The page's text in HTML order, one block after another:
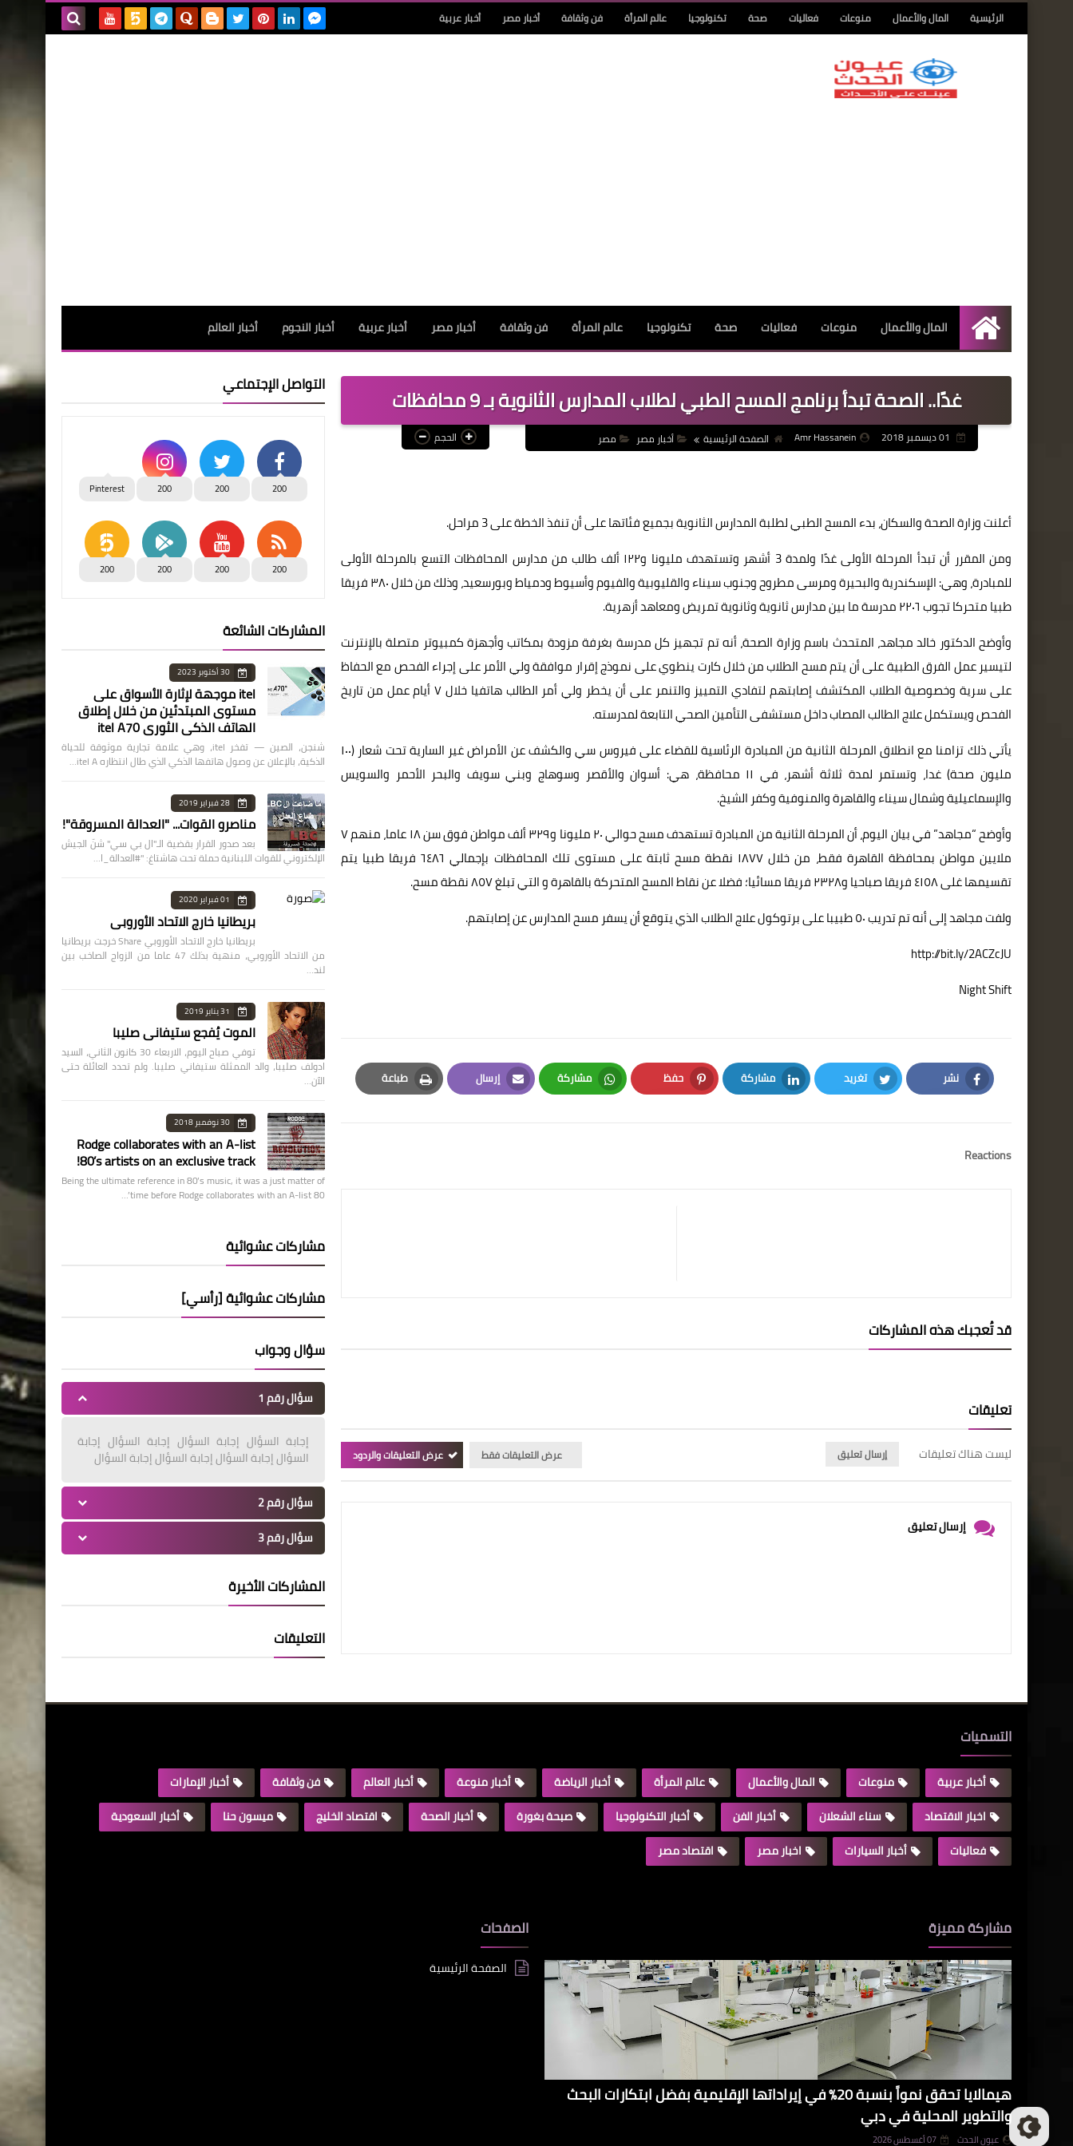
الرئيسية المال والأعمال منوعات فعاليات صحة تكنولوجيا عالم المرأة فن وثقافة أخبار مصر أخبار عربية
الرئيسية
المال والأعمال منوعات فعاليات صحة تكنولوجيا عالم المرأة فن وثقافة أخبار مصر أخبار عربية أخبار النجوم أخبار العالم
غدًا.. الصحة تبدأ برنامج المسح الطبي لطلاب المدارس الثانوية بـ 9 محافظات
Amr Hassanein الصفحة الرئيسية أخبار مصر مصر الحجم
أعلنت وزارة الصحة والسكان، بدء المسح الطبي لطلبة المدارس الثانوية بجميع فئاتها على أن تنفذ الخطة على 3 مراحل.
ومن المقرر أن تبدأ المرحلة الأولى غدًا ولمدة 3 أشهر وتستهدف مليونا و١٢٢ ألف طالب من مدارس المحافظات التسع بالمرحلة الأولى
للمبادرة، وهي: الإسكندرية والبحيرة ومرسى مطروح وجنوب سيناء والقليوبية والفيوم وأسيوط ودمياط وبورسعيد، وذلك من خلال ٣٨٠ فريقا
طبيا متحركا تجوب ٢٢٠٦ مدرسة ما بين مدارس ثانوية وثانوية تمريض ومعاهد أزهرية.
وأوضح الدكتور خالد مجاهد، المتحدث باسم وزارة الصحة، أنه تم تجهيز كل مدرسة بغرفة مزودة بمكاتب وأجهزة كمبيوتر متصلة بالإنترنت
لتيسير عمل الفرق الطبية على أن يتم مسح الطلاب من خلال كارت ينطوي على نموذج إقرار موافقة ولي الأمر على إجراء الفحص مع الحفاظ
على سرية وخصوصية الطلاب المكتشف إصابتهم لتفادي التمييز والتنمر على أن يخطر ولي أمر الطالب هاتفيا خلال ٧ أيام عمل من تاريخ
الفحص ويستكمل علاج الطالب المصاب داخل مستشفى التأمين الصحي التابعة لمدرسته.
يأتي ذلك تزامنا مع انطلاق المرحلة الثانية من المبادرة الرئاسية للقضاء على فيروس سي والكشف عن الأمراض غير السارية تحت شعار (١٠٠
مليون صحة) غدا، وتستمر لمدة ثلاثة أشهر، في ١١ محافظة، هي: أسوان والأقصر وسوهاج وبني سويف والبحر الأحمر والسويس
والإسماعيلية وشمال سيناء والقاهرة والمنوفية وكفر الشيخ.
وأوضح “مجاهد” في بيان اليوم، أن المرحلة الثانية من المبادرة تستهدف مسح حوالي ٢٠ مليونا و٣٢٩ ألف مواطن فوق سن ١٨ عاما، منهم ٧
ملايين مواطن بمحافظة القاهرة فقط، من خلال ١٨٧٧ نقطة مسح ثابتة على مستوى تلك المحافظات بإجمالي ٦٤٨٦ فريقا طبيا يتم
تقسيمها غلى ٤١٥٨ فريقا صباحيا و٢٣٢٨ فريقا مسائيا؛ فضلا عن نقاط المسح المتحركة بالقاهرة و التي تبلغ ٨٥٧ نقطة مسح.
ولفت مجاهد إلى أنه تم تدريب ٥٠ طبيبا على برتوكول علاج الطلاب الذي يتوقع أن يسفر مسح المدارس عن إصابتهم.
http://bit.ly/2ACZcJU
Night Shift
نشر
Facebook
تغريد
Twitter
مشاركة
LinkedIn
حفظ
Pinterest
مشاركة
Whatsapp
إرسال
Email
طباعة
Print
Reactions
قد تُعجبك هذه المشاركات
تعليقات
ليست هناك تعليقات إرسال تعليق عرض التعليقات فقط عرض التعليقات والردود
إرسال تعليق
التواصل الإجتماعي
200
200
200
Pinterest
200
200
200
200
المشاركات الشائعة
30 أكتوبر 2023
itel موجهة لإثارة الأسواق على
مستوى المبتدئين من خلال إطلاق
الهاتف الذكي الثوري itel A70
شنجن، الصين — تفخر itel، وهي علامة تجارية موثوقة للحياة
الذكية، بالإعلان عن وصول هاتفها الذكي الذي طال انتظاره itel A…
28 فبراير 2019
مناصرو القوات... "العدالة المسروقة"!
بعد صدور القرار بقضية الـ"ال بي سي" شنّ الجيش
الإلكتروني للقوات اللبنانية حملة تحت هاشتاغ: "#العدالة_ا…
01 فبراير 2020
بريطانيا خارج الاتحاد الأوروبي
بريطانيا خارج الاتحاد الأوروبي Share خرجت بريطانيا
من الاتحاد الأوروبي، منهية بذلك 47 عاما من الزواج الصاخب بين
لند…
31 يناير 2019
الموت يُفجع ستيفاني صليبا
توفي صباح اليوم، الاربعاء 30 كانون الثاني، السيد
ادولف صليبا، والد الممثلة ستيفاني صليبا. ولم تحدد العائلة حتى
الآن…
30 نوفمبر 2018
Rodge collaborates with an A-list
80’s artists on an exclusive track!
Being the ultimate reference in 80’s music, it was a just matter of
time before Rodge collaborates with an A-list 80’…
مشاركات عشوائية
مشاركات عشوائية [رأسي]
سؤال وجواب
سؤال رقم 1
إجابة السؤال إجابة السؤال إجابة السؤال إجابة
السؤال إجابة السؤال إجابة السؤال إجابة السؤال
سؤال رقم 2
سؤال رقم 3
المشاركات الأخيرة
التعليقات
التسميات
أخبار عربية منوعات المال والأعمال عالم المرأة أخبار الرياضة أخبار منوعة أخبار العالم فن وثقافة
أخبار الإمارات
اخبار الاقتصاد
سناء الشعلان أخبار الفن أخبار التكنولوجيا صبحة بغورة أخبار الصحة اقتصاد الخليج ميسون حنا
أخبار السعودية
فعاليات
أخبار السيارات اخبار مصر اقتصاد مصر
مشاركة مميزة
هيمالايا تحقق نمواً بنسبة 20% في إيراداتها الإقليمية بفضل ابتكارات البحث
والتطوير المحلية في دبي
عيون الحدث 07 أغسطس 2026
الصفحات
الصفحة الرئيسية